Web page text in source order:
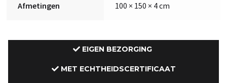
Afmetingen 100 × 150 × 4 cm
EIGEN BEZORGING
MET ECHTHEIDSCERTIFICAAT